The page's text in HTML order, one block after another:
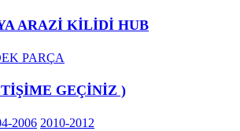
ARAZİ KİLİDİ HUB
PARÇA
GEÇİNİZ )
2006 2010-2012